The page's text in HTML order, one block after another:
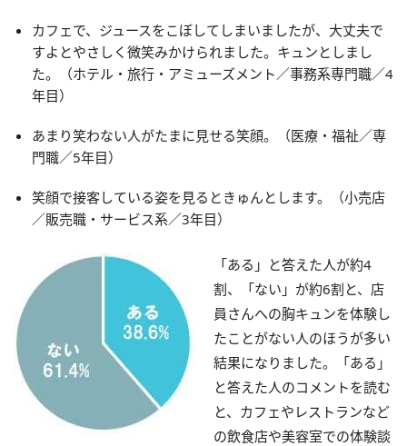
カフェで、ジュースをこぼしてしまいましたが、大丈夫で
すよとやさしく微笑みかけられました。キュンとしまし
た。（ホテル・旅行・アミューズメント／事務系専門職／4
年目）
あまり笑わない人がたまに見せる笑顔。（医療・福祉／専
門職／5年目）
笑顔で接客している姿を見るときゅんとします。（小売店
／販売職・サービス系／3年目）
「ある」と答えた人が約4
割、「ない」が約6割と、店
員さんへの胸キュンを体験し
たことがない人のほうが多い
結果になりました。「ある」
と答えた人のコメントを読む
と、カフェやレストランなど
の飲食店や美容室での体験談